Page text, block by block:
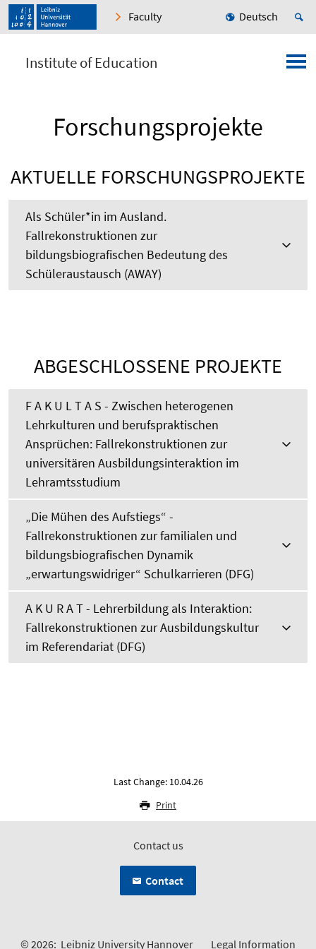
Faculty Deutsch
Institute of Education
Forschungsprojekte
AKTUELLE FORSCHUNGSPROJEKTE
Als Schüler*in im Ausland.
Fallrekonstruktionen zur
bildungsbiografischen Bedeutung des
Schüleraustausch (AWAY)
ABGESCHLOSSENE PROJEKTE
F A K U L T A S - Zwischen heterogenen
Lehrkulturen und berufspraktischen
Ansprüchen: Fallrekonstruktionen zur
universitären Ausbildungsinteraktion im
Lehramtsstudium
„Die Mühen des Aufstiegs“ -
Fallrekonstruktionen zur familialen und
bildungsbiografischen Dynamik
„erwartungswidriger“ Schulkarrieren (DFG)
A K U R A T - Lehrerbildung als Interaktion:
Fallrekonstruktionen zur Ausbildungskultur
im Referendariat (DFG)
Last Change: 10.04.26
Print
Contact us
Contact
© 2026: Leibniz University Hannover Legal Information